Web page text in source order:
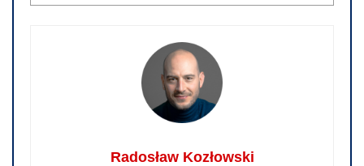
Radosław Kozłowski